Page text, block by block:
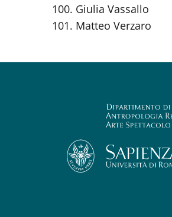
Giulia Vassallo
Matteo Verzaro